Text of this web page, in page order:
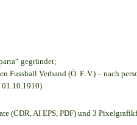
gegründet;
Fussball Verband (Ö. F. V.) – nach
01.10.1910)
(CDR, AI EPS, PDF) und 3